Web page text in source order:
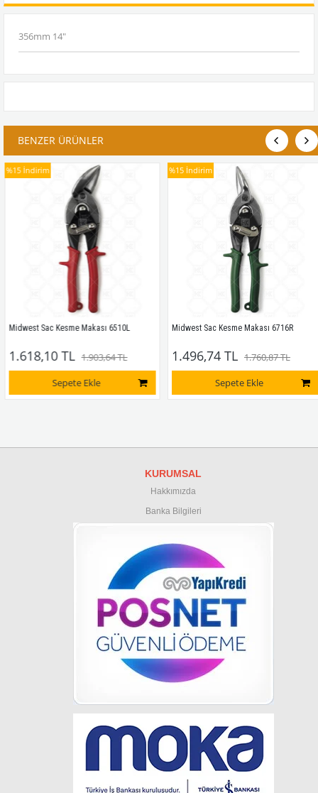
356mm 14"
BENZER ÜRÜNLER
Midwest Sac Kesme Makası 6510L
1.618,10 TL
1.903,64 TL
Sepete Ekle
%15 İndirim
Midwest Sac Kesme Makası 6716R
1.496,74 TL
1.760,87 TL
Sepete Ekle
%15 İndirim
KURUMSAL
Hakkımızda
Banka Bilgileri